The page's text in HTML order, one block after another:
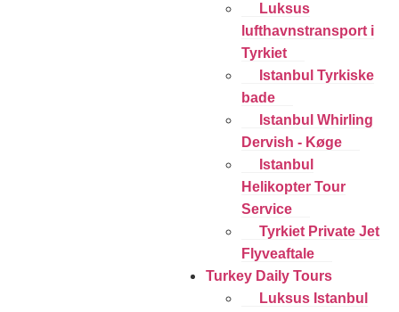
Luksus
lufthavnstransport i
Tyrkiet
Istanbul Tyrkiske
bade
Istanbul Whirling
Dervish - Køge
Istanbul
Helikopter Tour
Service
Tyrkiet Private Jet
Flyveaftale
Turkey Daily Tours
Luksus Istanbul